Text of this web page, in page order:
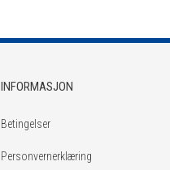
INFORMASJON
Betingelser
Personvernerklæring